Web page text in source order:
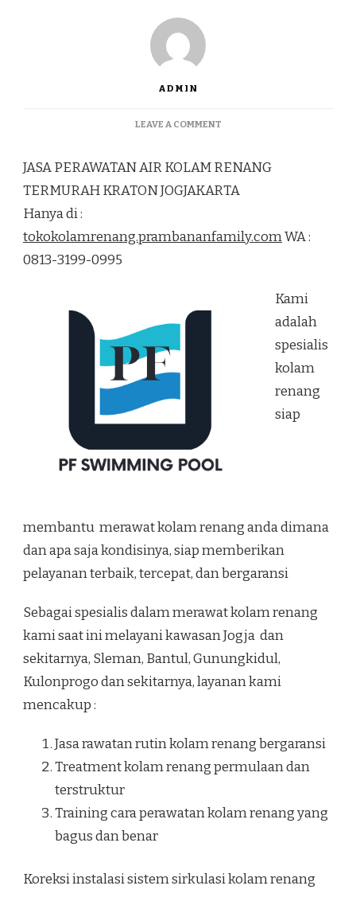
ADMIN
LEAVE A COMMENTON
AIR
KOLAM
KRATON
JOGJAKARTA
JASA PERAWATAN AIR KOLAM RENANG
TERMURAH KRATON JOGJAKARTA
Hanya di :
tokokolamrenang.prambananfamily.comWA :
0813-3199-0995
Kami
adalah
spesialis
kolam
renang
siap
membantu merawat kolam renang anda dimana
dan apa saja kondisinya, siap memberikan
pelayanan terbaik, tercepat, dan bergaransi
Sebagai spesialis dalam merawat kolam renang
kami saat ini melayani kawasan Jogja dan
sekitarnya, Sleman, Bantul, Gunungkidul,
Kulonprogo dan sekitarnya, layanan kami
mencakup :
Jasa rawatan rutin kolam renang bergaransi
Treatment kolam renang permulaan dan
terstruktur
Training cara perawatan kolam renang yang
bagus dan benar
Koreksi instalasi sistem sirkulasi kolam renang